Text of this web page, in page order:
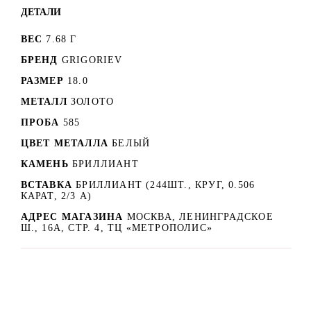
ДЕТАЛИ
ВЕС 7.68 Г
БРЕНД GRIGORIEV
РАЗМЕР 18.0
МЕТАЛЛ ЗОЛОТО
ПРОБА 585
ЦВЕТ МЕТАЛЛА БЕЛЫЙ
КАМЕНЬ БРИЛЛИАНТ
ВСТАВКА БРИЛЛИАНТ (244ШТ., КРУГ, 0.506
КАРАТ, 2/3 А)
АДРЕС МАГАЗИНА МОСКВА, ЛЕНИНГРАДСКОЕ
Ш., 16А, СТР. 4, ТЦ «МЕТРОПОЛИС»